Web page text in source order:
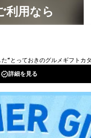
利用なら
放題！
IOS
ら